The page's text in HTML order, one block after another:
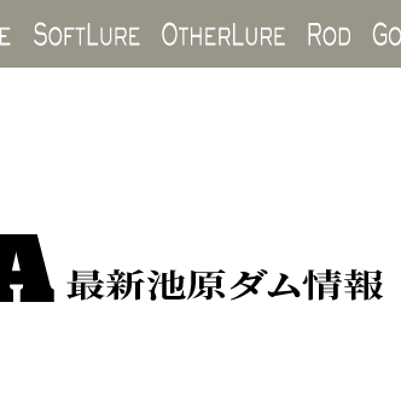
Hard Lure Soft Lure Other Lure
Rod